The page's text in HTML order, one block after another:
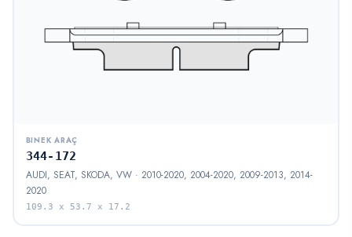
BINEK ARAÇ
344-172
AUDI, SEAT, SKODA, VW · 2010-2020, 2004-2020, 2009-2013, 2014-
2020
109.3 x 53.7 x 17.2